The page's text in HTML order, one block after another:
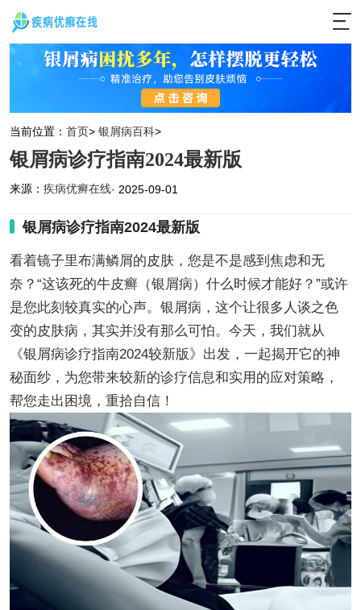
当前位置： 首页> 银屑病百科>
银屑病诊疗指南2024最新版
来源： 疾病优癣在线· 2025-09-01
银屑病诊疗指南2024最新版
看着镜子里布满鳞屑的皮肤，您是不是感到焦虑和无
奈？“这该死的牛皮癣（银屑病）什么时候才能好？”或许
是您此刻较真实的心声。银屑病，这个让很多人谈之色
变的皮肤病，其实并没有那么可怕。今天，我们就从
《银屑病诊疗指南2024较新版》出发，一起揭开它的神
秘面纱，为您带来较新的诊疗信息和实用的应对策略，
帮您走出困境，重拾自信！